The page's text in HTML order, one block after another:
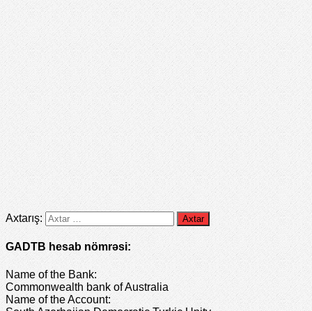
Axtarış:
GADTB hesab nömrəsi:
Name of the Bank:
Commonwealth bank of Australia
Name of the Account: